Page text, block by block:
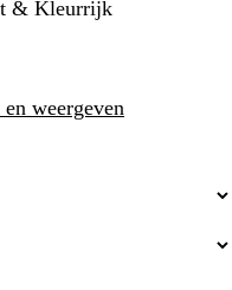
& Kleurrijk
weergeven